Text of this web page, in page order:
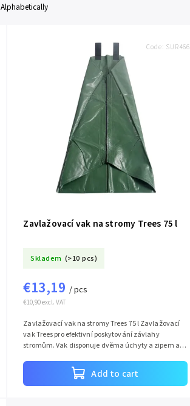
Alphabetically
Zavlažovací vak na stromy Trees 75 l
Skladem (>10 pcs)
€10,90 excl. VAT
€13,19 / pcs
Add to cart
Zavlažovací vak na stromy Trees 75 l Zavlažovací
vak Trees pro efektivní poskytování závlahy
stromům. Vak disponuje dvěma úchyty a zipem a
Code: SUR466